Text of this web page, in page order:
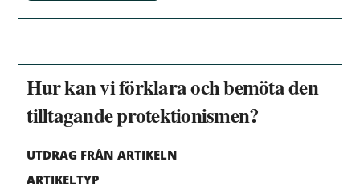
Hur kan vi förklara och bemöta den
tilltagande protektionismen?
UTDRAG FRÅN ARTIKELN
ARTIKELTYP